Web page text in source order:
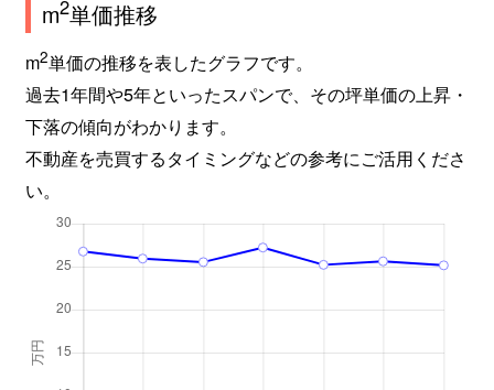
m2単価推移
m2単価の推移を表したグラフです。
過去1年間や5年といったスパンで、その坪単価の上昇・
下落の傾向がわかります。
不動産を売買するタイミングなどの参考にご活用くださ
い。